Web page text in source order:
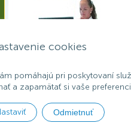
cookies
pomáhajú pri poskytovaní
a zapamätať si vaše
Odmietnuť
ÚDAJE